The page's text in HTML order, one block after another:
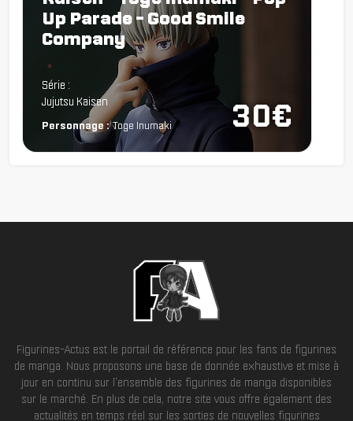
30€
Up Parade - Good Smile
Company
Chargement...
Série :
Jujutsu Kaisen
Personnage : Toge Inumaki
Figurines-Actus est le portail de référence pour les fans de figurines
de manga. Nous proposons une base de donnée exhaustive et mise à
jour en continu sur l'ensemble des figurines de manga disponibles
sur le marché. En plus de cela, notre site vous offre également des
actualités en temps réel sur les sorties de nouvelles figurines